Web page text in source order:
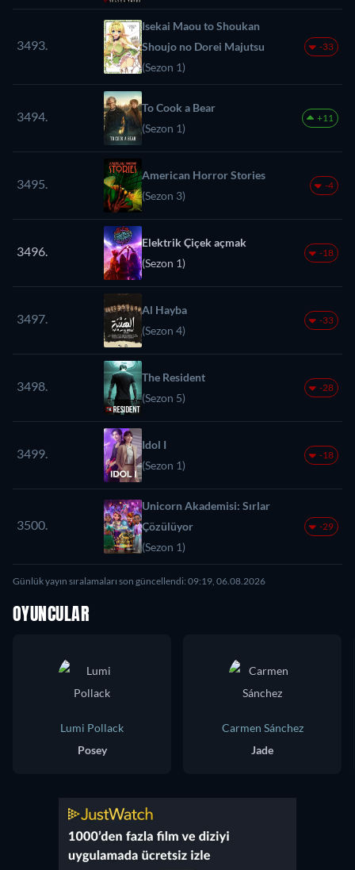
3493.
Isekai Maou to Shoukan
Shoujo no Dorei Majutsu
(Sezon 1)
-33
3494.
To Cook a Bear
(Sezon 1)
+11
3495.
American Horror Stories
(Sezon 3)
-4
3496.
Elektrik Çiçek açmak
(Sezon 1)
-18
3497.
Al Hayba
(Sezon 4)
-33
3498.
The Resident
(Sezon 5)
-28
3499.
Idol I
(Sezon 1)
-18
3500.
Unicorn Akademisi: Sırlar
Çözülüyor
(Sezon 1)
-29
Günlük yayın sıralamaları son güncellendi: 09:19, 06.08.2026
OYUNCULAR
Lumi Pollack
Posey
Carmen Sánchez
Jade